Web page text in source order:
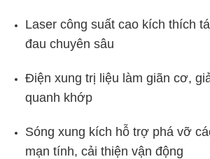
Laser công suất cao kích thích
đau chuyên sâu
Điện xung trị liệu làm giãn cơ,
quanh khớp
Sóng xung kích hỗ trợ phá vỡ
mạn tính, cải thiện vận động